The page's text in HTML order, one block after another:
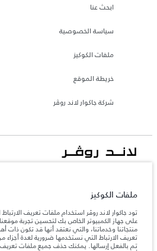
ابحث عنا
سياسة الخصوصية
ملفات الكوكيز
خريطة الموقع
شركة جاكوار لاند روڤر
العناصر المثبتة بعد نقطة التصنيع في الحمولة. تأكد من
والحد الأقصى لأحمال المحور عند تحميل السيارة
والحمولة.
ملفات الكوكيز
تود جاكوار لاند روڤر استخدام ملفات تعريف
على جهاز الكمبيوتر الخاص بك لتحسين تجربة
منتجاتنا وخدماتنا، والتي نعتقد أنها قد تكون
تعريف الارتباط التي نستخدمها ضرورية لعدة
تم بالفعل إرسالها. يمكنك حذف جميع ملفات تعريف